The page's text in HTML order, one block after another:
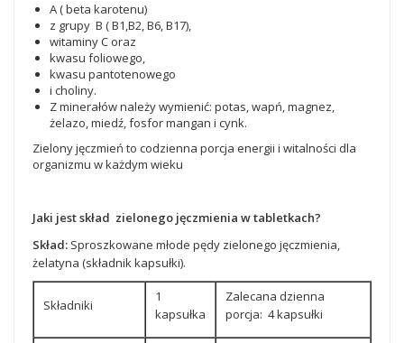
A ( beta karotenu)
z grupy B ( B1,B2, B6, B17),
witaminy C oraz
kwasu foliowego,
kwasu pantotenowego
i choliny.
Z minerałów należy wymienić: potas, wapń, magnez,
żelazo, miedź, fosfor mangan i cynk.
Zielony jęczmień to codzienna porcja energii i witalności dla
organizmu w każdym wieku
Jaki jest skład zielonego jęczmienia w tabletkach?
Skład: Sproszkowane młode pędy zielonego jęczmienia,
żelatyna (składnik kapsułki).
Składniki
1
kapsułka
Zalecana dzienna
porcja: 4 kapsułki